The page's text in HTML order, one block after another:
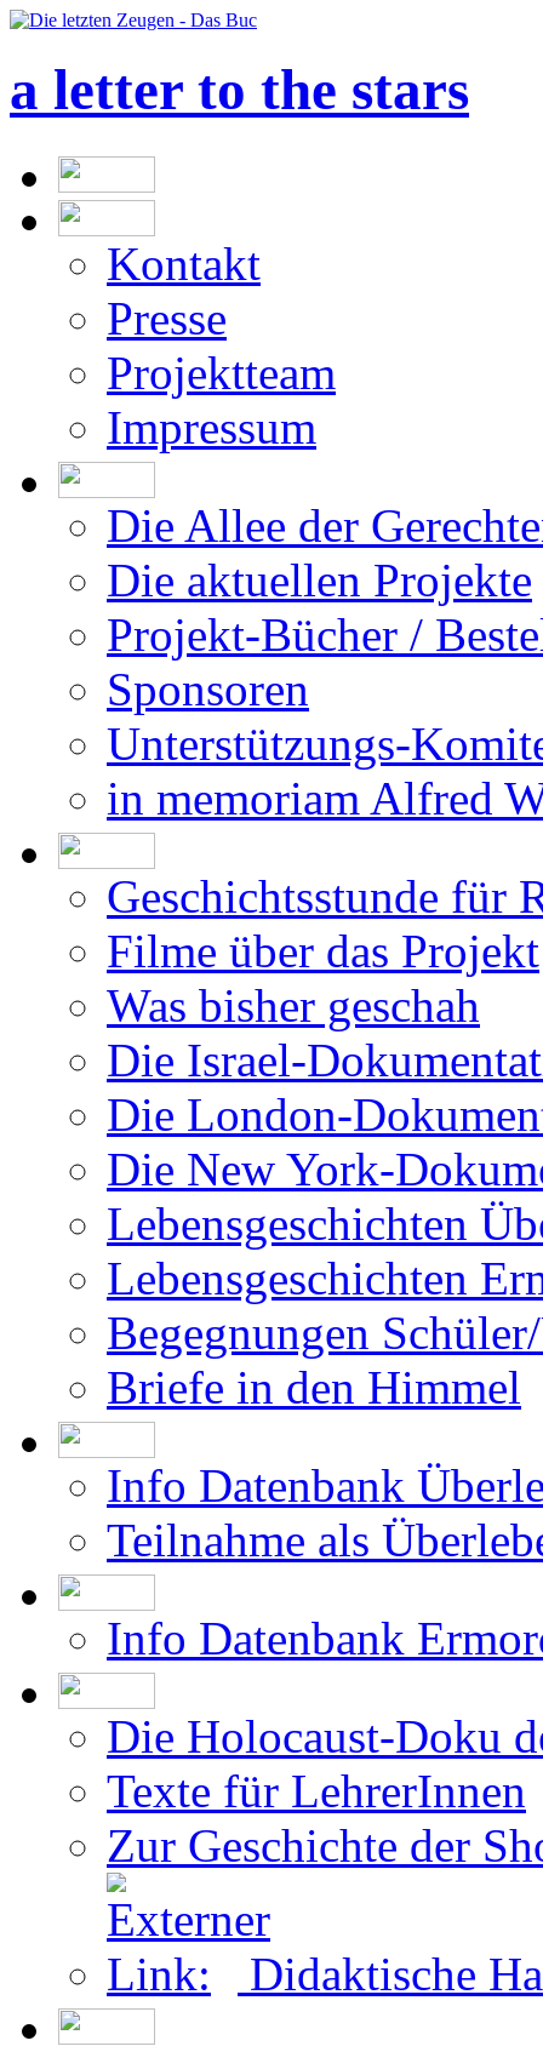
a letter to the stars
Kontakt
Presse
Projektteam
Impressum
Die Allee der
Die aktuellen Projekte
Projekt-Bücher /
Sponsoren
Unterstützungs-
in memoriam Alfred
Geschichtsstunde für
Filme über das Projekt
Was bisher geschah
Die Israel-
Die London-
Die New York-
Lebensgeschichten
Lebensgeschichten
Begegnungen
Briefe in den Himmel
Info Datenbank
Teilnahme als
Info Datenbank
Die Holocaust-Doku
Texte für LehrerInnen
Zur Geschichte der
Didaktische